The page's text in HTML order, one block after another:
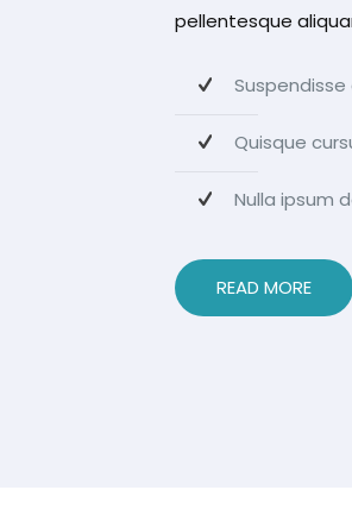
pellentesque
Quisque
Nulla ipsum
READ MORE